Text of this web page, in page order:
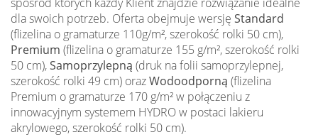
dla swoich potrzeb. Oferta obejmuje wersję Standard
(flizelina o gramaturze 110g/m², szerokość rolki 50 cm),
Premium (flizelina o gramaturze 155 g/m², szerokość rolki
50 cm),Samoprzylepną (druk na folii samoprzylepnej,
szerokość rolki 49 cm) orazWodoodporną (flizelina
Premium o gramaturze 170 g/m² w połączeniu z
innowacyjnym systemem HYDRO w postaci lakieru
akrylowego, szerokość rolki 50 cm).